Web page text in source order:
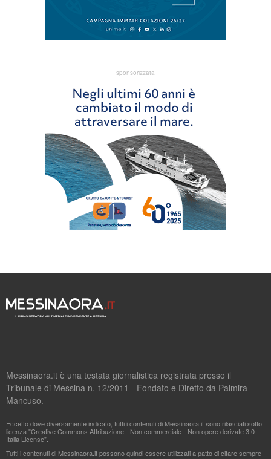
sponsorizzata
Messinaora.it è una testata giornalistica registrata presso il
Tribunale di Messina n. 12/2011 - Fondato e Diretto da Palmira
Mancuso.
Eccetto dove diversamente indicato, tutti i contenuti di Messinaora.it sono rilasciati sotto
licenza "Creative Commons Attribuzione - Non commerciale - Non opere derivate 3.0
Italia License".
Tutti i contenuti di Messinaora.it possono quindi essere utilizzati a patto di citare sempre